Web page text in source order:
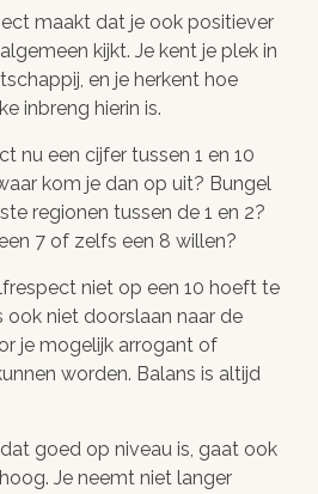
maakt dat je ook positiever
kijkt. Je kent je plek in
en je herkent hoe
inbreng hierin is.
nu een cijfer tussen 1 en 10
kom je dan op uit? Bungel
regionen tussen de 1 en 2?
7 of zelfs een 8 willen?
niet op een 10 hoeft te
ook niet doorslaan naar de
je mogelijk arrogant of
worden. Balans is altijd
goed op niveau is, gaat ook
Je neemt niet langer